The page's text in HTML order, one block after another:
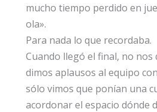
mucho tiempo perdido en
ola».
Para nada lo que recordaba.
Cuando llegó el final, no nos
dimos aplausos al equipo
sólo vimos que ponían una
acordonar el espacio dónde